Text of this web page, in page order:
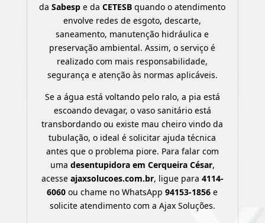
daSabesp e daCETESB quando o atendimento
envolve redes de esgoto, descarte,
saneamento, manutenção hidráulica e
preservação ambiental. Assim, o serviço é
realizado com mais responsabilidade,
segurança e atenção às normas aplicáveis.
Se a água está voltando pelo ralo, a pia está
escoando devagar, o vaso sanitário está
transbordando ou existe mau cheiro vindo da
tubulação, o ideal é solicitar ajuda técnica
antes que o problema piore. Para falar com
uma desentupidora em Cerqueira César,
acesse ajaxsolucoes.com.br, ligue para 4114-
6060 ou chame no WhatsApp94153-1856 e
solicite atendimento com a Ajax Soluções.